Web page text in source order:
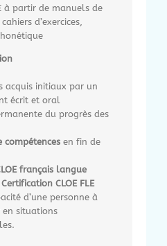
à partir de manuels de
d’exercices,
acquis initiaux par un
écrit et oral
du progrès des
compétences en fin de
français langue
Certification CLOE FLE
d’une personne à
en situations